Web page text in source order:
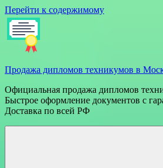
Перейти к содержимому
Продажа дипломов техникумов в
Официальная продажа дипломов
Быстрое оформление документов с
Доставка по всей РФ